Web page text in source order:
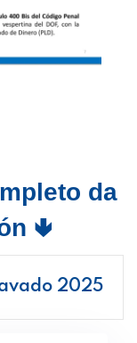
da
🢃
2025